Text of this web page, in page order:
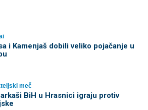
i Kamenjaš dobili veliko pojačanje u
meč
BiH u Hrasnici igraju protiv